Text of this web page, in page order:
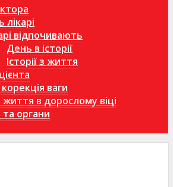
лікарі
відпочивають
День в історії
Історії з життя
ваги
в дорослому віці
органи